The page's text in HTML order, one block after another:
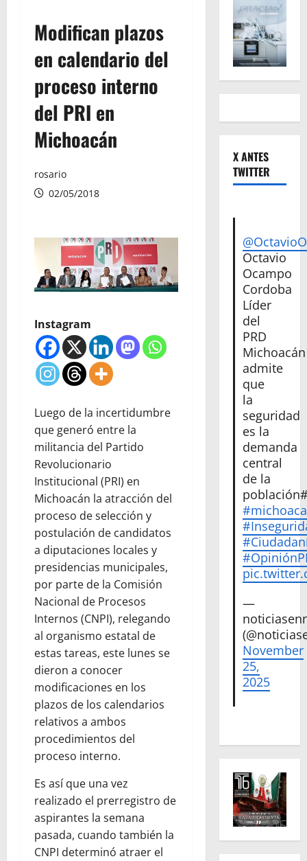
Modifican plazos
en calendario del
proceso interno
del PRI en
Michoacán
rosario
02/05/2018
Instagram
Luego de la incertidumbre
que generó entre la
militancia del Partido
Revolucionario
Institucional (PRI) en
Michoacán la atracción del
proceso de selección y
postulación de candidatos
a diputaciones locales y
presidencias municipales,
por parte de la Comisión
Nacional de Procesos
Internos (CNPI), relegando
al organismo estatal de
estas tareas, este lunes se
dieron a conocer
modificaciones en los
plazos de los calendarios
relativos a ambos
procedimientos del
proceso interno.
Es así que una vez
realizado el prerregistro de
aspirantes la semana
pasada, cuando también la
CNPI determinó atraer el
X ANTES
TWITTER
Octavio
Ocampo
Cordoba
Líder
del
PRD
Michoacán
admite
que
la
seguridad
es la
demanda
central
de la
—
November
25,
2025